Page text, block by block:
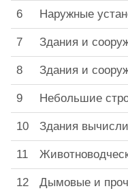
6 Наружные
7 Здания и
8 Здания и
9 Небольшие
10 Здания
11
12 Дымовые и